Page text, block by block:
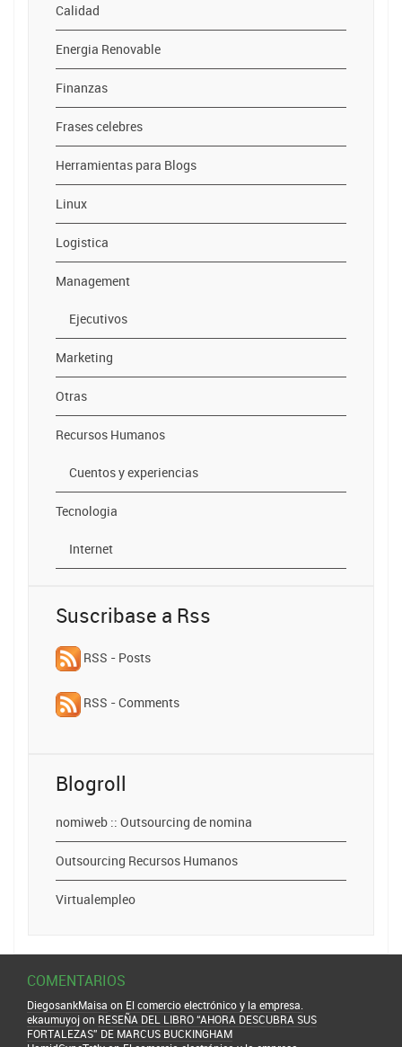
Calidad
Energia Renovable
Finanzas
Frases celebres
Herramientas para Blogs
Linux
Logistica
Management
Ejecutivos
Marketing
Otras
Recursos Humanos
Cuentos y experiencias
Tecnologia
Internet
Suscribase a Rss
RSS - Posts
RSS - Comments
Blogroll
nomiweb :: Outsourcing de nomina
Outsourcing Recursos Humanos
Virtualempleo
COMENTARIOS
DiegosankMaisa on El comercio electrónico y la empresa.
ekaumuyojon RESEÑA DEL LIBRO “AHORA DESCUBRA SUS
FORTALEZAS” DE MARCUS BUCKINGHAM